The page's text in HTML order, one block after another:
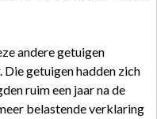
andere getuigen
getuigen hadden zich
ruim een jaar na de
belastende verklaring